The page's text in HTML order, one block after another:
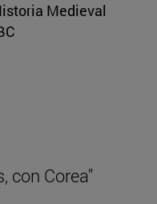
Medieval
con Corea"